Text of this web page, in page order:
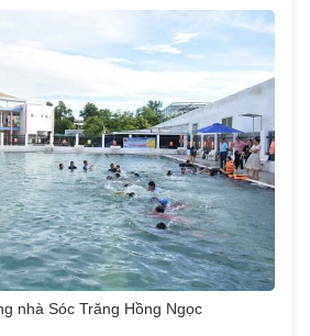
nhà Sóc Trăng Hồng Ngọc